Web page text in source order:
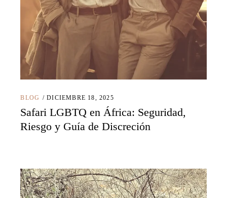
BLOG DICIEMBRE 18, 2025
Safari LGBTQ en África: Seguridad,
Riesgo y Guía de Discreción